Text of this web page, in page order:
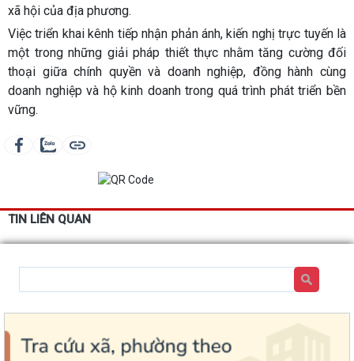
xã hội của địa phương.
Việc triển khai kênh tiếp nhận phản ánh, kiến nghị trực tuyến là
một trong những giải pháp thiết thực nhằm tăng cường đối
thoại giữa chính quyền và doanh nghiệp, đồng hành cùng
doanh nghiệp và hộ kinh doanh trong quá trình phát triển bền
vững.
TIN LIÊN QUAN